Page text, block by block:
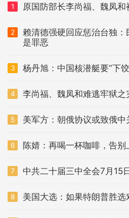
1 原国防部长李尚福、魏凤
2
赖清德强硬回应惩治台独
是罪恶
3 杨丹旭：中国核潜艇要“下
4 李尚福、魏凤和难逃牢狱之
5 美军方：朝俄协议或致俄中
6 陈婧：再喝一杯咖啡，告别
7 中共二十届三中全会7月15
8 美国大选：如果特朗普胜选